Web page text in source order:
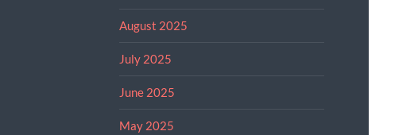
August 2025
July 2025
June 2025
May 2025